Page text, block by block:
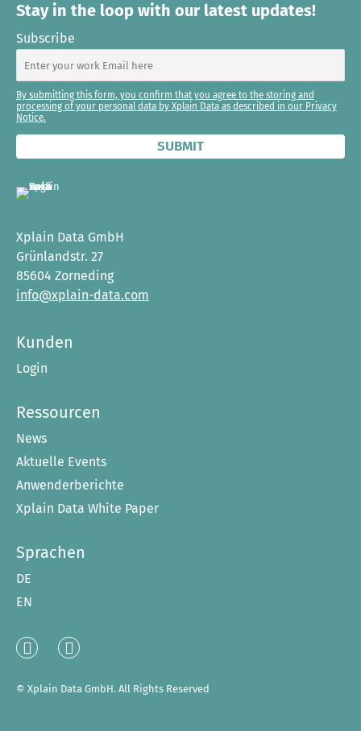
Stay in the loop with our latest updates!
Subscribe
By submitting this form, you confirm that you agree to the storing and
processing of your personal data by Xplain Data as described in our Privacy
Notice.
Xplain Data GmbH
Grünlandstr. 27
85604 Zorneding
info@xplain-data.com
Kunden
Login
Ressourcen
News
Aktuelle Events
Anwenderberichte
Xplain Data White Paper
Sprachen
DE
EN
LinkedXING
© Xplain Data GmbH. All Rights Reserved